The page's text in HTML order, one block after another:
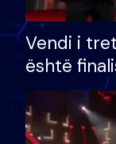
Vendi i
është